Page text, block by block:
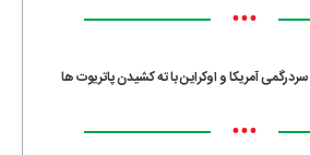
•••
سردرگمی آمریکا و اوکراین با ته کشیدن پاتریوت ها
•••